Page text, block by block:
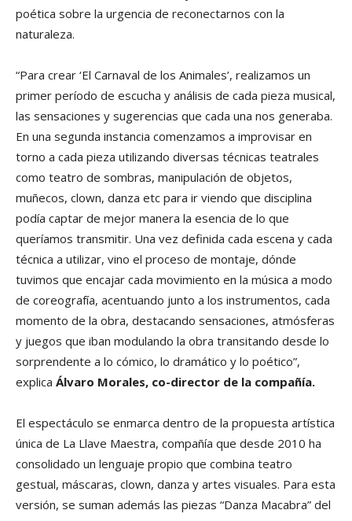
poética sobre la urgencia de reconectarnos con la
naturaleza.
“Para crear ‘El Carnaval de los Animales’, realizamos un
primer período de escucha y análisis de cada pieza musical,
las sensaciones y sugerencias que cada una nos generaba.
En una segunda instancia comenzamos a improvisar en
torno a cada pieza utilizando diversas técnicas teatrales
como teatro de sombras, manipulación de objetos,
muñecos, clown, danza etc para ir viendo que disciplina
podía captar de mejor manera la esencia de lo que
queríamos transmitir. Una vez definida cada escena y cada
técnica a utilizar, vino el proceso de montaje, dónde
tuvimos que encajar cada movimiento en la música a modo
de coreografía, acentuando junto a los instrumentos, cada
momento de la obra, destacando sensaciones, atmósferas
y juegos que iban modulando la obra transitando desde lo
sorprendente a lo cómico, lo dramático y lo poético”,
explica Álvaro Morales, co-director de la compañía.
El espectáculo se enmarca dentro de la propuesta artística
única de La Llave Maestra, compañía que desde 2010 ha
consolidado un lenguaje propio que combina teatro
gestual, máscaras, clown, danza y artes visuales. Para esta
versión, se suman además las piezas “Danza Macabra” del